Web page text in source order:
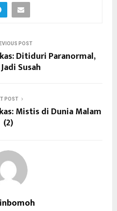
POST
Ditiduri Paranormal,
Susah
POST
Mistis di Dunia Malam
(2)